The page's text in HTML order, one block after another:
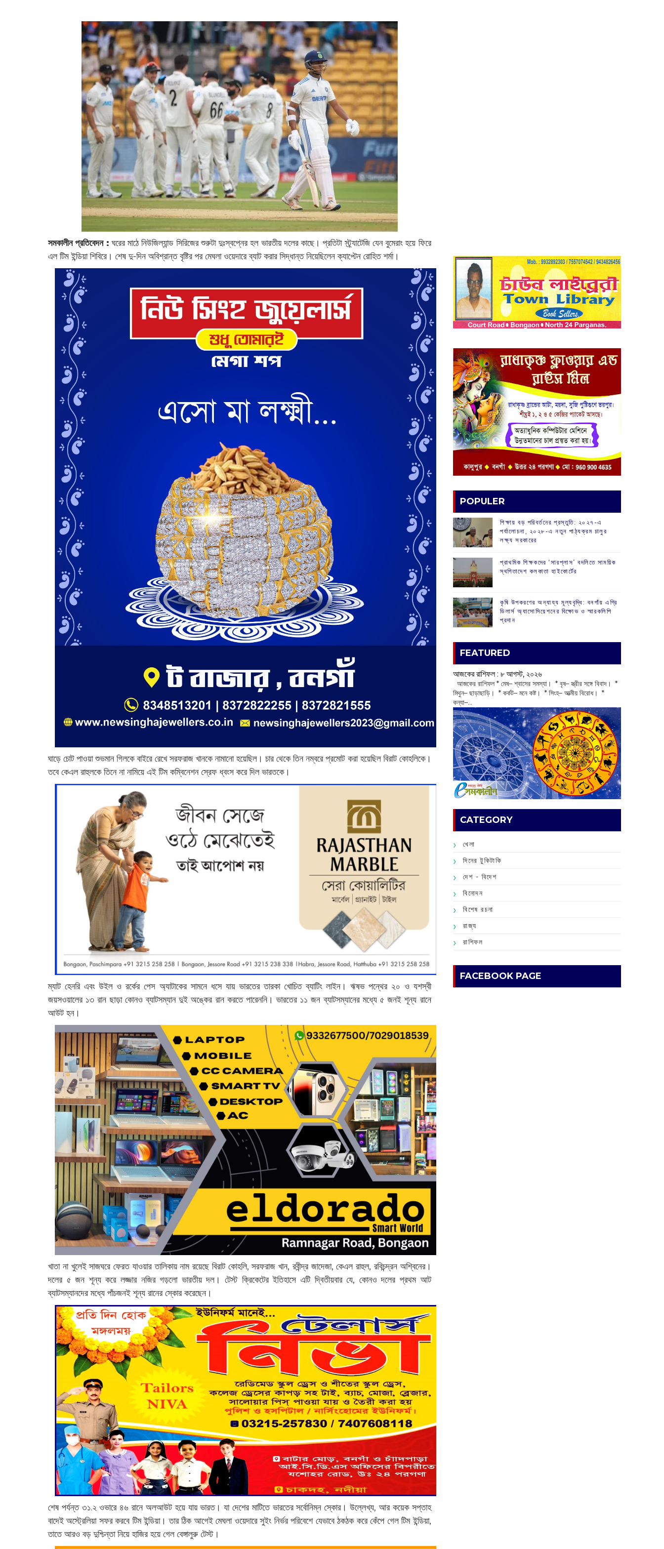
সমকালীন প্রতিবেদন : ঘরের মাঠে নিউজিল্যান্ড সিরিজের শুরুটা দুঃস্বপ্নের হল ভারতীয় দলের কাছে। প্রতিটা স্ট্র্যাটেজি যেন বুমেরাং হয়ে ফিরে
এল টিম ইন্ডিয়া শিবিরে। শেষ দু-দিন অবিশ্রান্ত বৃষ্টির পর মেঘলা ওয়েদারে ব্যাট করার সিদ্ধান্ত নিয়েছিলেন ক্যাপ্টেন রোহিত শর্মা।
ঘাড়ে চোট পাওয়া শুভমান গিলকে বাইরে রেখে সরফরাজ খানকে নামানো হয়েছিল। চার থেকে তিন নম্বরে প্রমোট করা হয়েছিল বিরাট কোহলিকে।
তবে কেএল রাহুলকে তিনে না নামিয়ে এই টিম কম্বিনেশন স্রেফ ধ্বংস করে দিল ভারতকে।
ম্যাট হেনরি এবং উইল ও রর্কের পেস অ্যাটাকের সামনে ধসে যায় ভারতের তারকা খোচিত ব্যাটিং লাইন। ঋষভ পন্থের ২০ ও যশস্বী
জয়সওয়ালের ১৩ রান ছাড়া কোনও ব্যাটসম্যান দুই অঙ্কের রান করতে পারেননি। ভারতের ১১ জন ব্যাটসম্যানের মধ্যে ৫ জনই শূন্য রানে
আউট হন।
খাতা না খুলেই সাজঘরে ফেরত যাওয়ার তালিকায় নাম রয়েছে বিরাট কোহলি, সরফরাজ খান, রবীন্দ্র জাদেজা, কেএল রাহুল, রবিচন্দ্রন অশ্বিনের।
দলের ৫ জন শূন্য করে লজ্জার নজির গড়লো ভারতীয় দল। টেস্ট ক্রিকেটের ইতিহাসে এটি দ্বিতীয়বার যে, কোনও দলের প্রথম আট
ব্যাটসম্যানদের মধ্যে পাঁচজনই শূন্য রানের স্কোর করেছেন।
শেষ পর্যন্ত ৩১.২ ওভারে ৪৬ রানে অলআউট হয়ে যায় ভারত। যা দেশের মাটিতে ভারতের সর্বোনিম্ন স্কোর। উল্লেখ্য, আর কয়েক সপ্তাহ
বাদেই অস্ট্রেলিয়া সফর করবে টিম ইন্ডিয়া। তার ঠিক আগেই মেঘলা ওয়েদারে সুইং নির্ভর পরিবেশে যেভাবে ঠকঠক করে কেঁপে গেল টিম ইন্ডিয়া,
তাতে আরও বড় দুশ্চিন্তা নিয়ে হাজির হয়ে গেল বেঙ্গালুরু টেস্ট।
POPULER
শিক্ষায় বড় পরিবর্তনের প্রস্তুতি: ২০২৭-এ
পর্যালোচনা, ২০২৮-এ নতুন পাঠ্যক্রম চালুর
লক্ষ্য সরকারের
প্রাথমিক শিক্ষকদের ‘সারপ্লাস’ বদলিতে সাময়িক
স্থগিতাদেশ কলকাতা হাইকোর্টের
কৃষি উপকরণের অন্যায্য মূল্যবৃদ্ধি: বনগাঁয় এগ্রি
ডিলার্স অ্যাসোসিয়েশনের বিক্ষোভ ও স্মারকলিপি
প্রদান
FEATURED
আজকের রাশিফল :‌ ‌‌৮ আগস্ট, ২০২৬
‌ আজকের রাশিফল * মেষ– শ্বাসের সমস্যা। * বৃষ– স্ত্রীর সঙ্গে বিবাদ। *
মিথুন– ছাড়াছাড়ি। * কর্কট– মনে কষ্ট। * সিংহ– আত্মীয় বিরোধ। *
কন্যা–...
CATEGORY
খেলা
দিনের টুকিটাকি
দেশ - বিদেশ
বিনোদন
বিশেষ রচনা
রাজ্য
রাশিফল
FACEBOOK PAGE